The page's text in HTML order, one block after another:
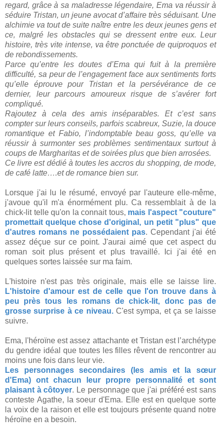
regard, grâce à sa maladresse légendaire, Ema va réussir à
séduire Tristan, un jeune avocat d’affaire très séduisant. Une
alchimie va tout de suite naître entre les deux jeunes gens et
ce, malgré les obstacles qui se dressent entre eux. Leur
histoire, très vite intense, va être ponctuée de quiproquos et
de rebondissements.
Parce qu’entre les doutes d’Ema qui fuit à la première
difficulté, sa peur de l’engagement face aux sentiments forts
qu’elle éprouve pour Tristan et la persévérance de ce
dernier, leur parcours amoureux risque de s’avérer fort
compliqué.
Rajoutez à cela des amis inséparables. Et c’est sans
compter sur leurs conseils, parfois scabreux, Suzie, la douce
romantique et Fabio, l’indomptable beau goss, qu’elle va
réussir à surmonter ses problèmes sentimentaux surtout à
coups de Margharitas et de soirées plus que bien arrosées.
Ce livre est dédié à toutes les accros du shopping, de mode,
de café latte….et de romance bien sur.
Lorsque j'ai lu le résumé, envoyé par l'auteure elle-même,
j'avoue qu'il m'a énormément plu. Ca ressemblait à de la
chick-lit telle qu'on la connait tous, mais l'aspect "couture"
promettait quelque chose d'original, un petit "plus" que
d'autres romans ne possédaient pas. Cependant j'ai été
assez déçue sur ce point. J'aurai aimé que cet aspect du
roman soit plus présent et plus travaillé. Ici j'ai été en
quelques sortes laissée sur ma faim.
L'histoire n'est pas très originale, mais elle se laisse lire.
L'histoire d'amour est de celle que l'on trouve dans à
peu près tous les romans de chick-lit, donc pas de
grosse surprise à ce niveau.C'est sympa, et ça se laisse
suivre.
Ema, l'héroïne est assez attachante et Tristan est l’archétype
du gendre idéal que toutes les filles rêvent de rencontrer au
moins une fois dans leur vie.
Les personnages secondaires (les amis et la sœur
d'Ema) ont chacun leur propre personnalité et sont
plaisant à côtoyer. Le personnage que j'ai préféré est sans
conteste Agathe, la soeur d'Ema. Elle est en quelque sorte
la voix de la raison et elle est toujours présente quand notre
héroïne en a besoin.